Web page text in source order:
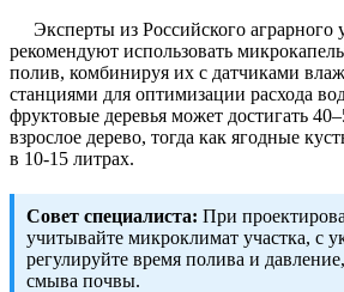
Эксперты из Российского аграрного
рекомендуют использовать
полив, комбинируя их с датчиками
станциями для оптимизации расхода
фруктовые деревья может достигать
взрослое дерево, тогда как ягодные
в 10-15 литрах.
Совет специалиста: При
учитывайте микроклимат участка, с
регулируйте время полива и
смыва почвы.